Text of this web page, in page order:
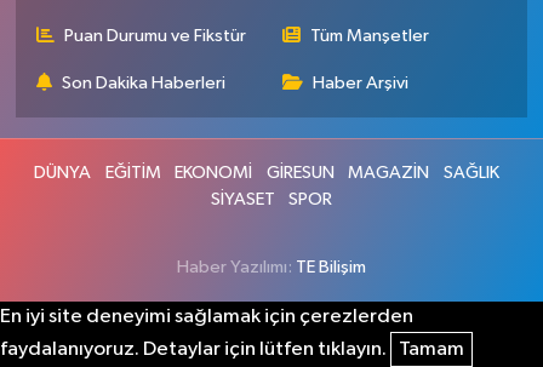
Puan Durumu ve Fikstür Tüm Manşetler
Son Dakika Haberleri Haber Arşivi
DÜNYA EĞİTİM EKONOMİ GİRESUN MAGAZİN
SAĞLIK
SİYASET
SPOR
Haber Yazılımı: TE Bilişim
En iyi site deneyimi sağlamak için çerezlerden
faydalanıyoruz. Detaylar için lütfen tıklayın.
Tamam